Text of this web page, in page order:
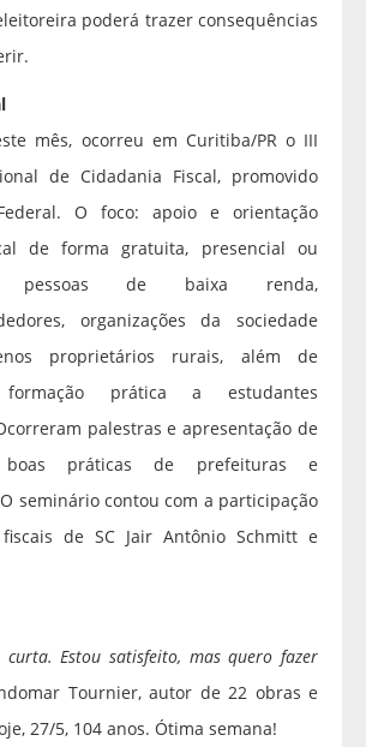
poderá trazer consequências
mês, ocorreu em Curitiba/PR o III
de Cidadania Fiscal, promovido
O foco: apoio e orientação
de forma gratuita, presencial ou
de baixa renda,
organizações da sociedade
proprietários rurais, além de
formação prática a estudantes
palestras e apresentação de
práticas de prefeituras e
seminário contou com a participação
de SC Jair Antônio Schmitt e
Estou satisfeito, mas quero fazer
Tournier, autor de 22 obras e
27/5, 104 anos. Ótima semana!